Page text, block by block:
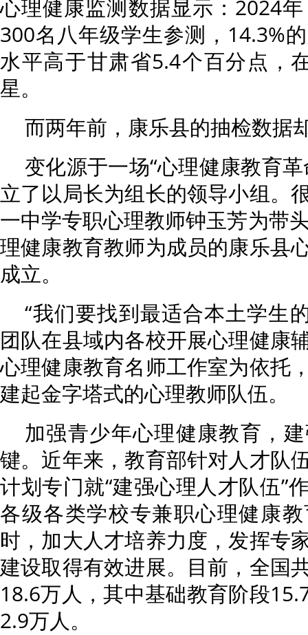
心理健康监测数据显示：2024
300名八年级学生参测，14.3%
水平高于甘肃省5.4个百分点，
星。
而两年前，康乐县的抽检数据
变化源于一场“心理健康教育
立了以局长为组长的领导小组。
一中学专职心理教师钟玉芳为带
理健康教育教师为成员的康乐县
成立。
“我们要找到最适合本土学生
团队在县域内各校开展心理健康
心理健康教育名师工作室为依托
建起金字塔式的心理教师队伍。
加强青少年心理健康教育，
键。近年来，教育部针对人才队
计划专门就“建强心理人才队伍”
各级各类学校专兼职心理健康
时，加大人才培养力度，发挥专
建设取得有效进展。目前，全国
18.6万人，其中基础教育阶段
2.9万人。